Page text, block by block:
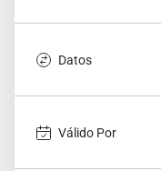
Datos
Válido Por